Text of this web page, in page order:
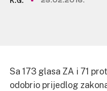
Sa 173 glasa ZA i 71
odobrio prijedlog